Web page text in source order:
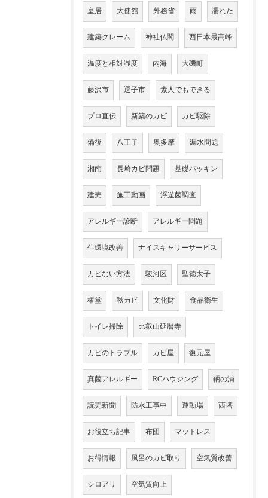
皇居 大使館 外務省 雨 濡れた
建築クレーム 神社仏閣 西日本最高峰
温度と相対湿度 内海 大磯町
藤沢市 逗子市 素人でもできる
プロ直伝 新築のカビ カビ駆除
備後 八王子 奥多摩 漏水問題
湘南 長崎カビ問題 基礎パッキン
建売 施工動画 浮遊菌調査
アレルギー診断 アレルギー問題
住環境改善 ナイスキャリーサービス
カビない方法 駿河区 聖徳太子
椿堂 秋カビ 文化財 食品衛生
トイレ掃除 比叡山延暦寺
カビのトラブル カビ屋 復元屋
真菌アレルギー RCハウジング 鞆の浦
読売新聞 防水工事中 運動場 西塔
お役立ち記事 布団 マットレス
お得情報 風呂のカビ取り 空気質改善
シロアリ 空気質向上